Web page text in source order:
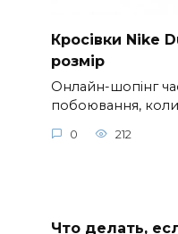
Кросівки Nike
розмір
Онлайн-шопінг
побоювання,
0 212
Что делать,